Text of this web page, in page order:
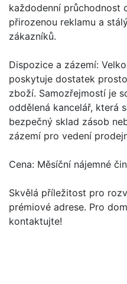
každodenní průchodnost
přirozenou reklamu a
zákazníků.
Dispozice a zázemí:
poskytuje dostatek
zboží. Samozřejmostí je
oddělená kancelář, která
bezpečný sklad zásob
zázemí pro vedení
Cena: Měsíční nájemné
Skvělá příležitost pro
prémiové adrese. Pro
kontaktujte!